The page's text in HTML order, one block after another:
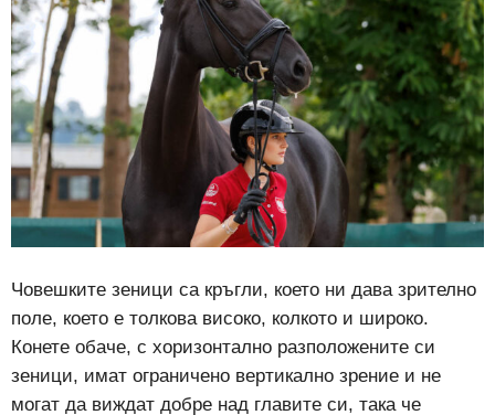
Човешките зеници са кръгли, което ни дава зрително
поле, което е толкова високо, колкото и широко.
Конете обаче, с хоризонтално разположените си
зеници, имат ограничено вертикално зрение и не
могат да виждат добре над главите си, така че